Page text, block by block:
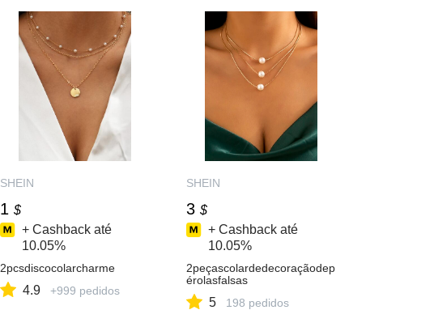
SHEIN
1 $
+ Cashback até
10.05%
2pcsdiscocolarcharme
4.9 +999 pedidos
SHEIN
3 $
+ Cashback até
10.05%
2peçascolardedecoraçãodep
érolasfalsas
5 198 pedidos